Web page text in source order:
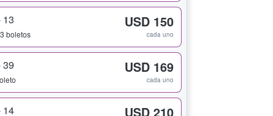
13
boletos
USD 150
cada uno
39 USD 169
cada uno
14 USD 210